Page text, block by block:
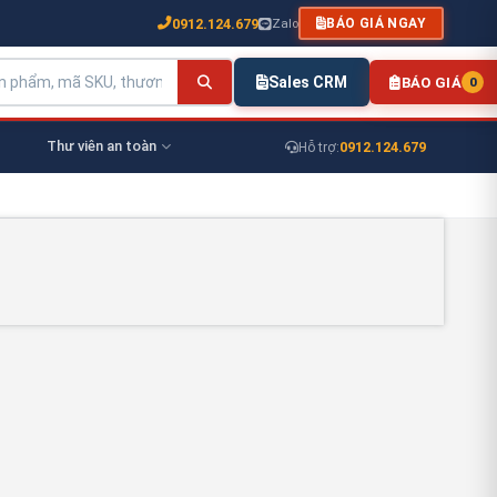
0912.124.679 Zalo BÁO GIÁ NGAY
Sales CRM BÁO GIÁ 0
Thư viên an toàn Hỗ trợ:0912.124.679